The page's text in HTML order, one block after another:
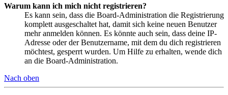
Warum kann ich mich nicht registrieren?
Es kann sein, dass die Board-Administration die Registrierung
komplett ausgeschaltet hat, damit sich keine neuen Benutzer
mehr anmelden können. Es könnte auch sein, dass deine IP-
Adresse oder der Benutzername, mit dem du dich registrieren
möchtest, gesperrt wurden. Um Hilfe zu erhalten, wende dich
an die Board-Administration.
Nach oben